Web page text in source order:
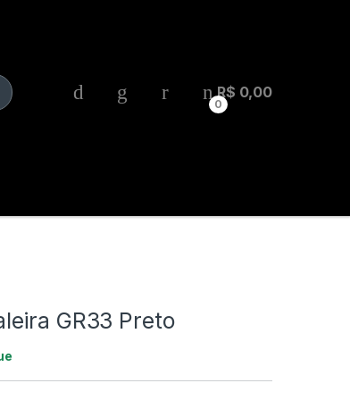
0
R$ 0,00
GR33 Preto